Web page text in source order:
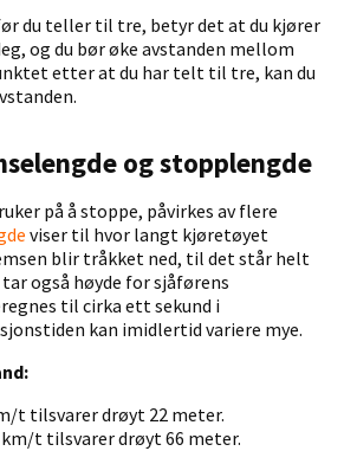
du teller til tre, betyr det at du kjører
og du bør øke avstanden mellom
etter at du har telt til tre, kan du
og stopplengde
på å stoppe, påvirkes av flere
viser til hvor langt kjøretøyet
blir tråkket ned, til det står helt
også høyde for sjåførens
til cirka ett sekund i
kan imidlertid variere mye.
t tilsvarer drøyt 22 meter.
km/t tilsvarer drøyt 66 meter.